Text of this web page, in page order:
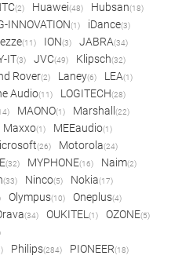
(2) Huawei(48) Hubsan(18)
INNOVATION(1) iDance(3)
(11) ION(3) JABRA(34)
IT(3) JVC(49) Klipsch(32)
Rover(2) Laney(6) LEA(1)
Audio(11) LOGITECH(28)
MAONO(1) Marshall (22)
Maxxo(1) MEEaudio(1)
(26) Motorola(24)
(32) MYPHONE(16) Naim(2)
(33) Ninco(5) Nokia(17)
Olympus(10) Oneplus(4)
(34) OUKITEL (1) OZONE(5)
Philips(284) PIONEER(18)